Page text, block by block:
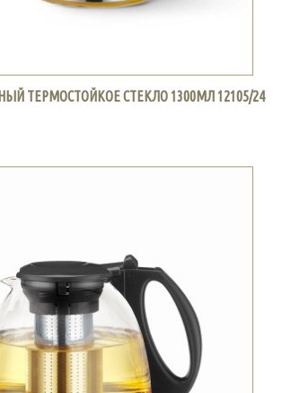
ТЕРМОСТОЙКОЕ СТЕКЛО 1300МЛ 12105/24